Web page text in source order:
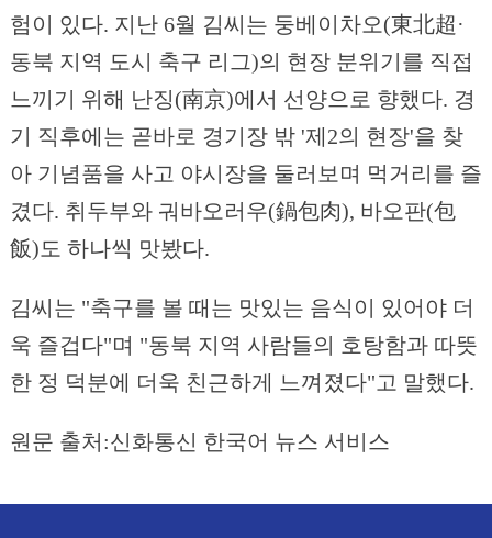
험이 있다. 지난 6월 김씨는 둥베이차오(東北超·
동북 지역 도시 축구 리그)의 현장 분위기를 직접
느끼기 위해 난징(南京)에서 선양으로 향했다. 경
기 직후에는 곧바로 경기장 밖 '제2의 현장'을 찾
아 기념품을 사고 야시장을 둘러보며 먹거리를 즐
겼다. 취두부와 궈바오러우(鍋包肉), 바오판(包
飯)도 하나씩 맛봤다.
김씨는 "축구를 볼 때는 맛있는 음식이 있어야 더
욱 즐겁다"며 "동북 지역 사람들의 호탕함과 따뜻
한 정 덕분에 더욱 친근하게 느껴졌다"고 말했다.
원문 출처:신화통신 한국어 뉴스 서비스